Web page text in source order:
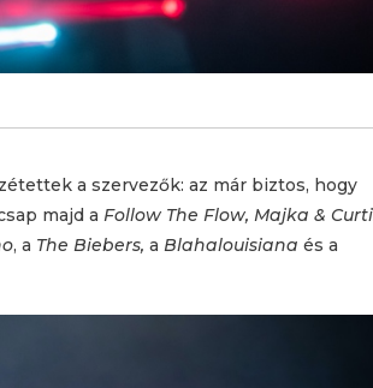
a szervezők: az már biztos, hogy
majd a Follow The Flow, Majka &
, a The Biebers, a Blahalouisiana és a